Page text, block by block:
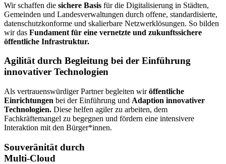
Wir schaffen die sichere Basis für die Digitalisierung in Städten,
Gemeinden und Landesverwaltungen durch offene, standardisierte,
datenschutzkonforme und skalierbare Netzwerklösungen. So bilden
wir das Fundament für eine vernetzte und zukunftssichere
öffentliche Infrastruktur.
Agilität durch Begleitung bei der Einführung
innovativer Technologien
Als vertrauenswürdiger Partner begleiten wiröffentliche
Einrichtungen bei der Einführung und Adaption innovativer
Technologien. Diese helfen agiler zu arbeiten, dem
Fachkräftemangel zu begegnen und fördern eine intensivere
Interaktion mit den Bürger*innen.
Souveränität durch
Multi-Cloud